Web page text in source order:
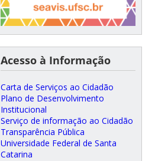
Acesso à Informação
Carta de Serviços ao Cidadão
Plano de Desenvolvimento
Institucional
Serviço de informação ao Cidadão
Transparência Pública
Universidade Federal de Santa
Catarina